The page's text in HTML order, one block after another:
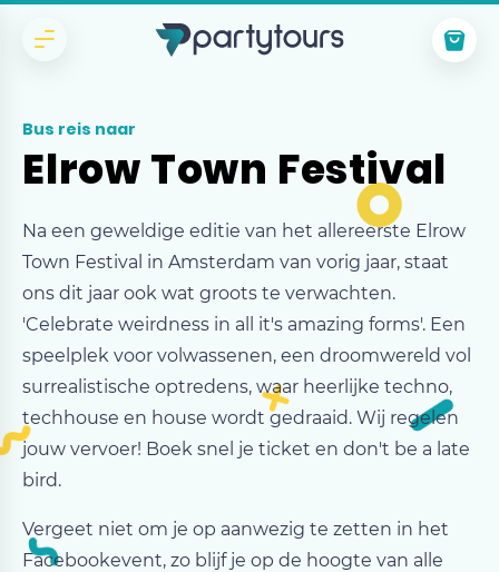
Bus reis naar
Elrow Town Festival
Na een geweldige editie van het allereerste Elrow
Town Festival in Amsterdam van vorig jaar, staat
ons dit jaar ook wat groots te verwachten.
'Celebrate weirdness in all it's amazing forms'. Een
speelplek voor volwassenen, een droomwereld vol
surrealistische optredens, waar heerlijke techno,
techhouse en house wordt gedraaid. Wij regelen
jouw vervoer! Boek snel je ticket en don't be a late
bird.
Vergeet niet om je op aanwezig te zetten in het
Facebookevent, zo blijf je op de hoogte van alle